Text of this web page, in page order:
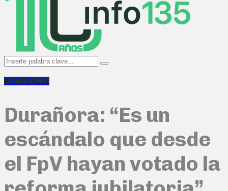
Search
for:
Search
PROVINCIA
Durañora: “Es un
escándalo que desde
el FpV hayan votado la